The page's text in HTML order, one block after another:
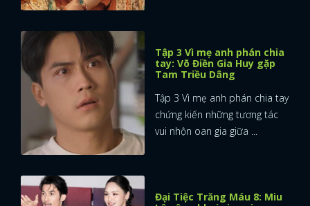
Tập 3 Vì mẹ anh phán chia
tay: Võ Điền Gia Huy gặp
Tam Triều Dâng
Tập 3 Vì mẹ anh phán chia tay
chứng kiến những tương tác
vui nhộn oan gia giữa ...
Đại Tiệc Trăng Máu 8: Miu